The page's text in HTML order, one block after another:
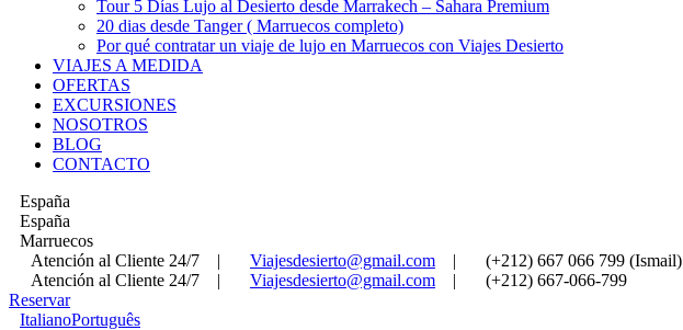
Tour 5 Días Lujo al Desierto desde Marrakech – Sahara Premium
20 dias desde Tanger ( Marruecos completo)
Por qué contratar un viaje de lujo en Marruecos con Viajes Desierto
VIAJES A MEDIDA
OFERTAS
EXCURSIONES
NOSOTROS
BLOG
CONTACTO
España
España
Marruecos
Atención al Cliente 24/7
| Viajesdesierto@gmail.com |
(+212) 667 066 799 (Ismail)
Atención al Cliente 24/7
| Viajesdesierto@gmail.com |
(+212) 667-066-799
Reservar
ItalianoPortuguês